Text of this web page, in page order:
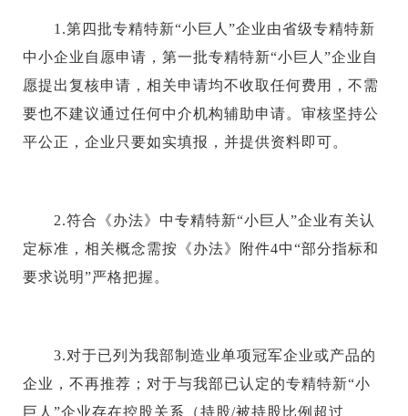
1.第四批专精特新“小巨人”企业由省级专精特新
中小企业自愿申请，第一批专精特新“小巨人”企业自
愿提出复核申请，相关申请均不收取任何费用，不需
要也不建议通过任何中介机构辅助申请。审核坚持公
平公正，企业只要如实填报，并提供资料即可。
2.符合《办法》中专精特新“小巨人”企业有关认
定标准，相关概念需按《办法》附件4中“部分指标和
要求说明”严格把握。
3.对于已列为我部制造业单项冠军企业或产品的
企业，不再推荐；对于与我部已认定的专精特新“小
巨人”企业存在控股关系（持股/被持股比例超过